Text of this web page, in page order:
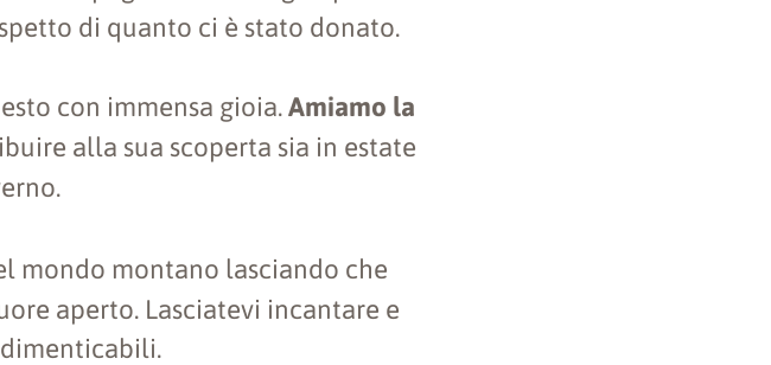
di quanto ci è stato donato.
con immensa gioia. Amiamo la
alla sua scoperta sia in estate
mondo montano lasciando che
aperto. Lasciatevi incantare e